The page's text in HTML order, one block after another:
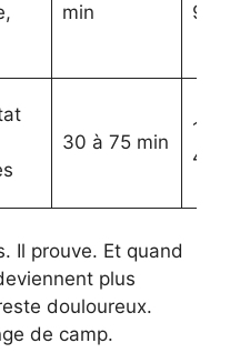
min
30 à 75 min
120
Il prouve. Et quand
plus
douloureux.
de camp.